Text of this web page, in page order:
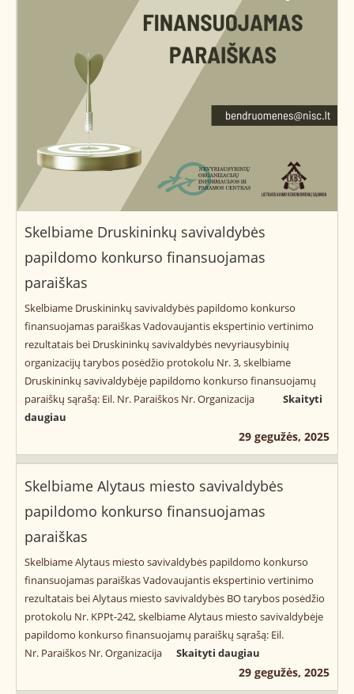
Skelbiame Druskininkų savivaldybės
papildomo konkurso finansuojamas
paraiškas
Skelbiame Druskininkų savivaldybės papildomo konkurso
finansuojamas paraiškas Vadovaujantis ekspertinio vertinimo
rezultatais bei Druskininkų savivaldybės nevyriausybinių
organizacijų tarybos posėdžio protokolu Nr. 3, skelbiame
Druskininkų savivaldybėje papildomo konkurso finansuojamų
paraiškų sąrašą: Eil. Nr. Paraiškos Nr. Organizacija Skaityti
daugiau
29 gegužės, 2025
Skelbiame Alytaus miesto savivaldybės
papildomo konkurso finansuojamas
paraiškas
Skelbiame Alytaus miesto savivaldybės papildomo konkurso
finansuojamas paraiškas Vadovaujantis ekspertinio vertinimo
rezultatais bei Alytaus miesto savivaldybės BO tarybos posėdžio
protokolu Nr. KPPt-242, skelbiame Alytaus miesto savivaldybėje
papildomo konkurso finansuojamų paraiškų sąrašą: Eil.
Nr. Paraiškos Nr. Organizacija Skaityti daugiau
29 gegužės, 2025